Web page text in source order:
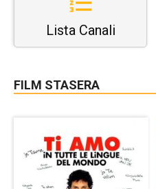
Lista Canali
FILM STASERA